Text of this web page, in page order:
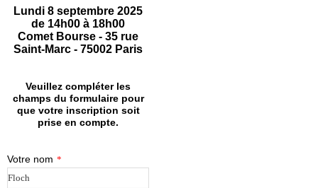
Lundi 8 septembre 2025
de 14h00 à 18h00
Comet Bourse - 35 rue
Saint-Marc - 75002 Paris
Veuillez compléter les
champs du formulaire pour
que votre inscription soit
prise en compte.
Votre nom *